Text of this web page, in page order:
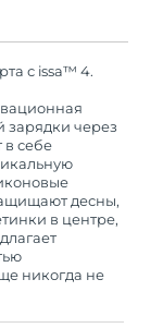
лет со дня
с issa™ 4.
зарядки через
в себе
десны,
в центре,
никогда не